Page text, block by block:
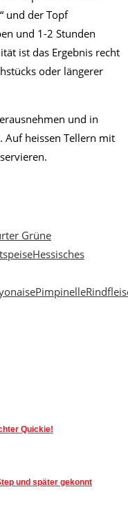
und der Topf
und 1-2 Stunden
ist das Ergebnis recht
oder längerer
und in
Auf heissen Tellern mit
Grüne
Hessisches
Pimpinelle
Quickie!
und später gekonnt